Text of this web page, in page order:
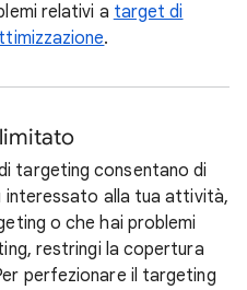
relativi a target di
.
targeting consentano di
interessato alla tua attività,
o che hai problemi
restringi la copertura
perfezionare il targeting